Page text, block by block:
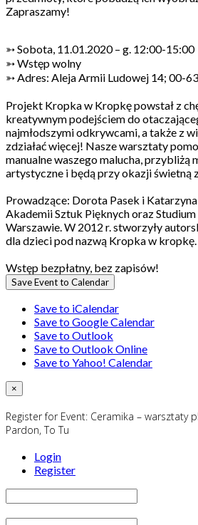
Zapraszamy!
➳ Sobota, 11.01.2020 – g. 12:00-15:00
➳ Wstęp wolny
➳ Adres: Aleja Armii Ludowej 14; 00-
Projekt Kropka w Kropkę powstał z
kreatywnym podejściem do
najmłodszymi odkrywcami, a także z
zdziałać więcej! Nasze warsztaty
manualne waszego malucha, przybliżą
artystyczne i będą przy okazji świetną
Prowadzące: Dorota Pasek i
Akademii Sztuk Pięknych oraz
Warszawie. W 2012 r. stworzyły
dla dzieci pod nazwą Kropka w kropkę.
Wstęp bezpłatny, bez zapisów!
Save Event to Calendar
Save to iCalendar
Save to Google Calendar
Save to Outlook
Save to Outlook Online
Save to Yahoo! Calendar
×
Register for Event: Ceramika – warsztaty
Pardon, To Tu
Login
Register